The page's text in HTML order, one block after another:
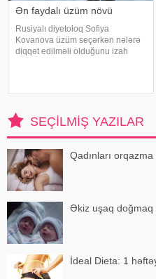
Ən faydalı üzüm növü
Rusiyalı diyetoloq Sofiya
Kovanova üzüm seçərkən nələrə
diqqət edilməli olduğunu izah
Mütəxəssis qeyd edib ki, tünd
SEÇILMIŞ YAZILAR
Qadınları
Əkiz uşaq doğmaq
İdeal Dieta: 1